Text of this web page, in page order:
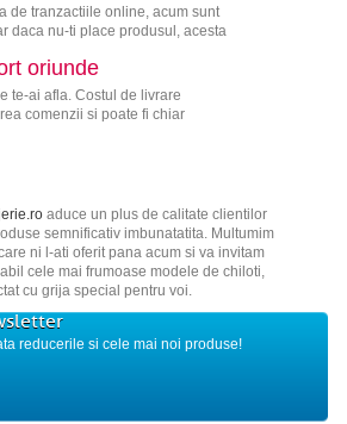
de tranzactiile online, acum sunt
daca nu-ti place produsul, acesta
oriunde
te-ai afla. Costul de livrare
comenzii si poate fi chiar
aduce un plus de calitate clientilor
semnificativ imbunatatita. Multumim
ni l-ati oferit pana acum si va invitam
cele mai frumoase modele de chiloti,
cu grija special pentru voi.
reducerile si cele mai noi produse!